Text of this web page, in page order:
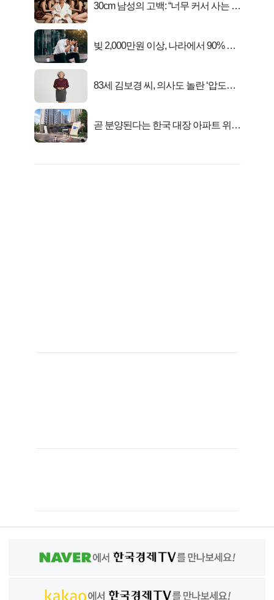
30cm 남성의 고백: “너무 커서 사는 게
빚 2,000만원 이상, 나라에서 90% 갚
83세 김보경 씨, 의사도 놀란 ‘압도적
곧 분양된다는 한국 대장 아파트 위치